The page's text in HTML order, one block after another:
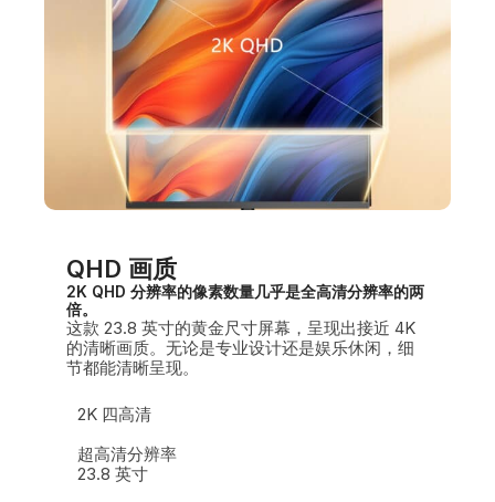
QHD 画质
2K QHD 分辨率的像素数量几乎是全高清分辨率的两
倍。
这款 23.8 英寸的黄金尺寸屏幕，呈现出接近 4K
的清晰画质。无论是专业设计还是娱乐休闲，细
节都能清晰呈现。
2K 四高清
超高清分辨率
23.8 英寸